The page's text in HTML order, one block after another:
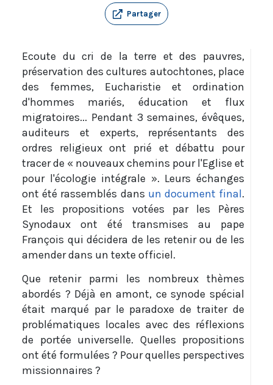
Partager
Ecoute du cri de la terre et des pauvres,
préservation des cultures autochtones, place
des femmes, Eucharistie et ordination
d'hommes mariés, éducation et flux
migratoires... Pendant 3 semaines, évêques,
auditeurs et experts, représentants des
ordres religieux ont prié et débattu pour
tracer de « nouveaux chemins pour l'Eglise et
pour l'écologie intégrale ». Leurs échanges
ont été rassemblés dans un document final.
Et les propositions votées par les Pères
Synodaux ont été transmises au pape
François qui décidera de les retenir ou de les
amender dans un texte officiel.
Que retenir parmi les nombreux thèmes
abordés ? Déjà en amont, ce synode spécial
était marqué par le paradoxe de traiter de
problématiques locales avec des réflexions
de portée universelle. Quelles propositions
ont été formulées ? Pour quelles perspectives
missionnaires ?